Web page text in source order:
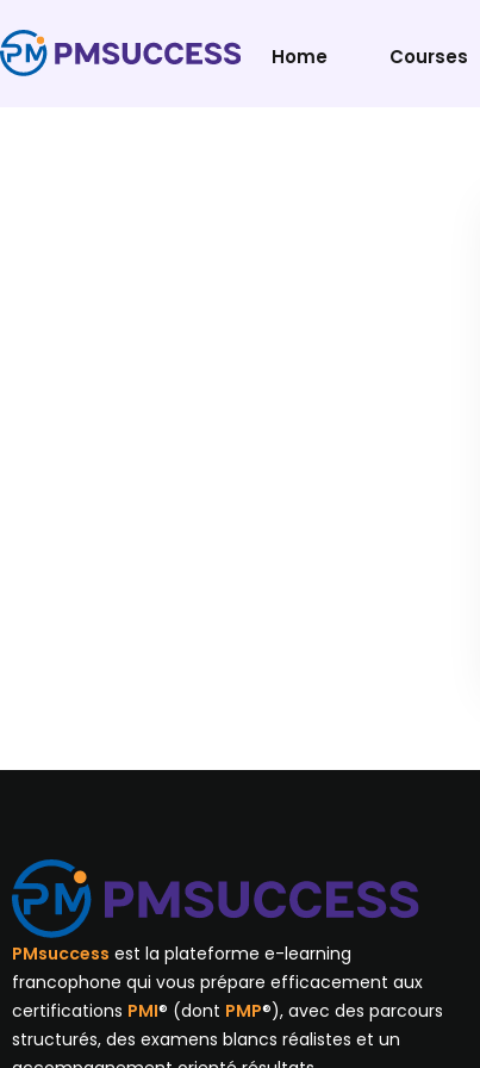
Home Courses
PMsuccess est la plateforme e-learning
francophone qui vous prépare efficacement aux
certifications PMI® (dont PMP®), avec des parcours
structurés, des examens blancs réalistes et un